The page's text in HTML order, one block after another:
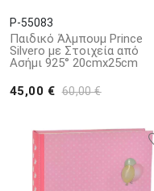
P-55083
Παιδικό Άλμπουμ Prince
Silvero με Στοιχεία από
Ασήμι 925° 20cmx25cm
45,00 € 60,00 €